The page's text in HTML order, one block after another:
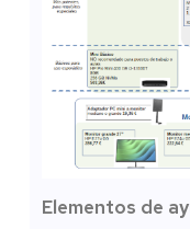
Elementos de